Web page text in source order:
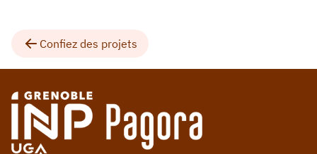
Confiez des projets